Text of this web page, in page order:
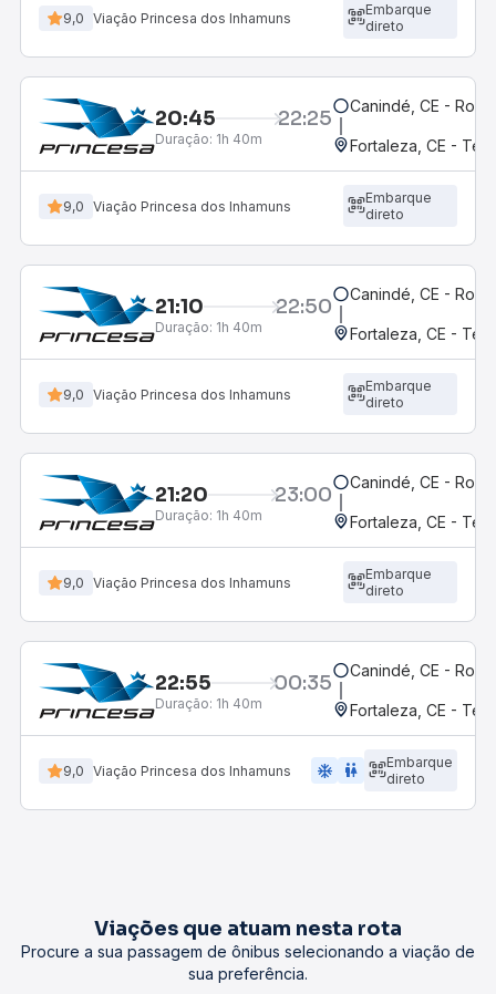
9,0 Viação Princesa dos Inhamuns
Embarque
direto
20:45 22:25
Duração: 1h 40m
Canindé, CE -
Fortaleza, CE -
9,0 Viação Princesa dos Inhamuns
Embarque
direto
21:10 22:50
Duração: 1h 40m
Canindé, CE -
Fortaleza, CE -
9,0 Viação Princesa dos Inhamuns
Embarque
direto
21:20 23:00
Duração: 1h 40m
Canindé, CE -
Fortaleza, CE -
9,0 Viação Princesa dos Inhamuns
Embarque
direto
22:55 00:35
Duração: 1h 40m
Canindé, CE -
Fortaleza, CE -
9,0 Viação Princesa dos Inhamuns ac_unit wc
Embarque
direto
Viações que atuam nesta rota
Procure a sua passagem de ônibus selecionando a viação de
sua preferência.